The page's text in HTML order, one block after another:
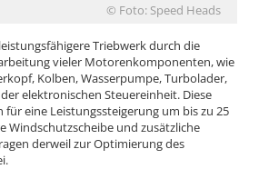
© Foto: Speed Heads
Triebwerk durch die
vieler Motorenkomponenten, wie
Kolben, Wasserpumpe, Turbolader,
elektronischen Steuereinheit. Diese
für eine Leistungssteigerung um bis zu 25
Windschutzscheibe und zusätzliche
derweil zur Optimierung des